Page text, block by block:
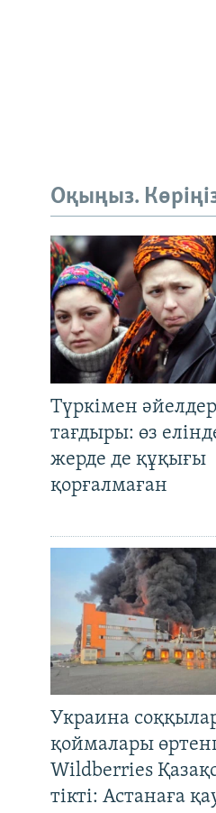
Оқыңыз.
Түркімен
тағдыры: өз
жерде де құқығы
қорғалмаған
Украина
қоймалары
Wildberries
тікті: Астанаға